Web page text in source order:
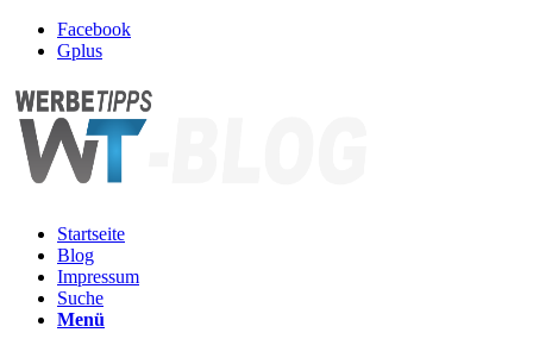
Facebook
Gplus
Startseite
Blog
Impressum
Suche
Menü